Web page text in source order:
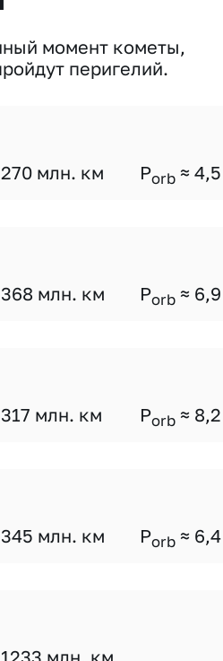
момент кометы,
перигелий.
270 млн. км Porb ≈ 4,5
368 млн. км Porb ≈ 6,9
317 млн. км Porb ≈ 8,2
345 млн. км Porb ≈ 6,4
1233 млн. км